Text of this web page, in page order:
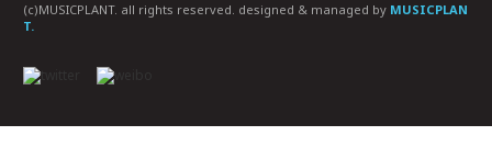
(c)MUSICPLANT. all rights reserved. designed & managed by MUSICPLAN
T.